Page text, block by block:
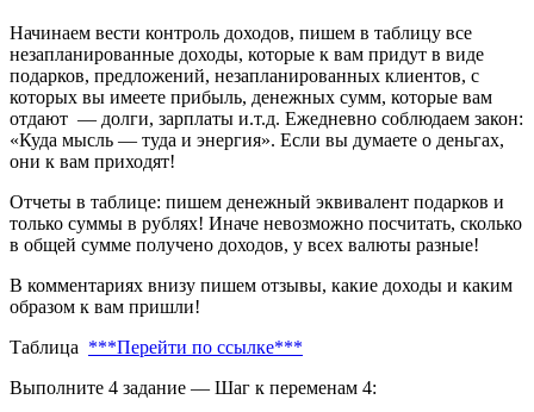
Начинаем вести контроль доходов, пишем в таблицу все
незапланированные доходы, которые к вам придут в виде
подарков, предложений, незапланированных клиентов, с
которых вы имеете прибыль, денежных сумм, которые вам
отдают — долги, зарплаты и.т.д. Ежедневно соблюдаем закон:
«Куда мысль — туда и энергия». Если вы думаете о деньгах,
они к вам приходят!
Отчеты в таблице: пишем денежный эквивалент подарков и
только суммы в рублях! Иначе невозможно посчитать, сколько
в общей сумме получено доходов, у всех валюты разные!
В комментариях внизу пишем отзывы, какие доходы и каким
образом к вам пришли!
Таблица ***Перейти по ссылке***
Выполните 4 задание — Шаг к переменам 4: